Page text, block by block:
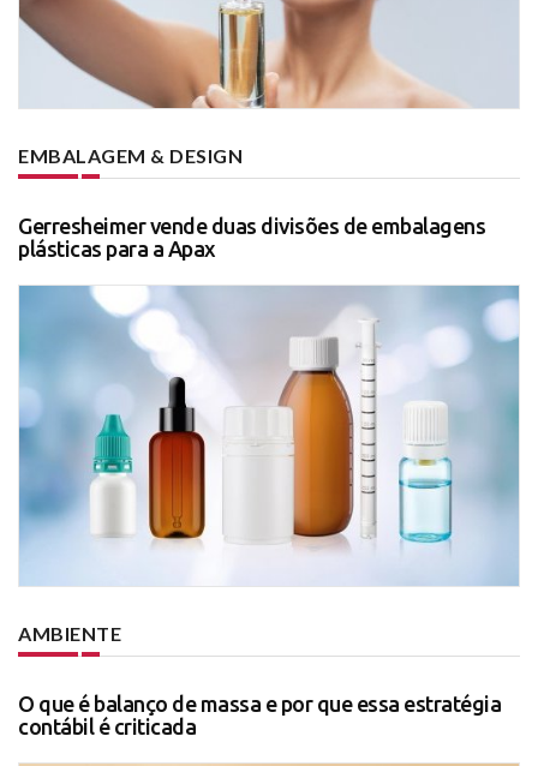
EMBALAGEM & DESIGN
Gerresheimer vende duas divisões de embalagens
plásticas para a Apax
AMBIENTE
O que é balanço de massa e por que essa estratégia
contábil é criticada